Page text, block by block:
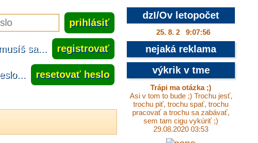
sa... registrovať
resetovať heslo
dzI/Ov letopočet
25. 8. 2 9:07:57
nejaká reklama
výkrik v tme
Trápi ma otázka ;)
Asi v tom to bude ;) Trochu jesť,
trochu piť, trochu spať, trochu
pracovať a trochu sa zabávať,
sem tam cigu vykúriť ;)
29.08.2020 03:53